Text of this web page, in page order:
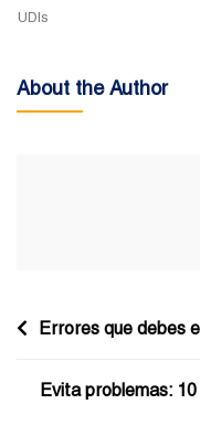
UDIs
About the Author
Navegación
entradas
Errores que debes
Evita problemas: